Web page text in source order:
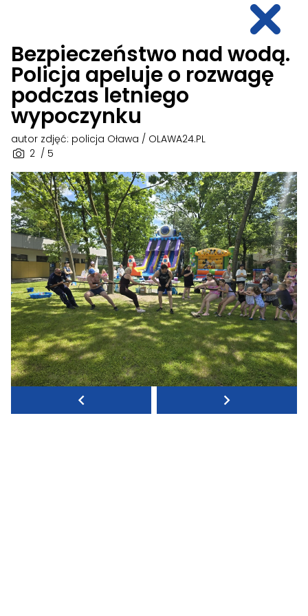
Bezpieczeństwo nad wodą.
Policja apeluje o rozwagę
podczas letniego
wypoczynku
2 / 5
autor zdjęć: policja Oława / OLAWA24.PL